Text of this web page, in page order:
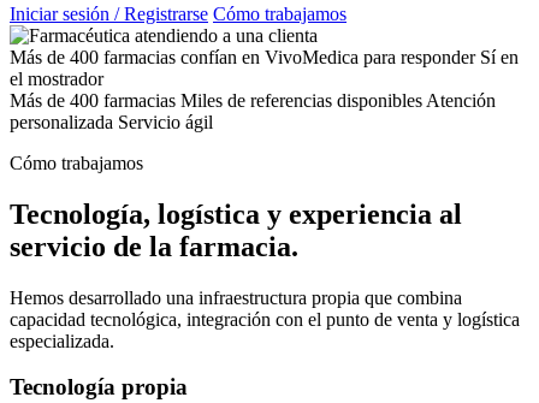
Iniciar sesión / Registrarse Cómo trabajamos
Más de 400 farmacias confían en VivoMedica para responder Sí en
el mostrador
Más de 400 farmacias Miles de referencias disponibles Atención
personalizada Servicio ágil
Cómo trabajamos
Tecnología, logística y experiencia al
servicio de la farmacia.
Hemos desarrollado una infraestructura propia que combina
capacidad tecnológica, integración con el punto de venta y logística
especializada.
Tecnología propia